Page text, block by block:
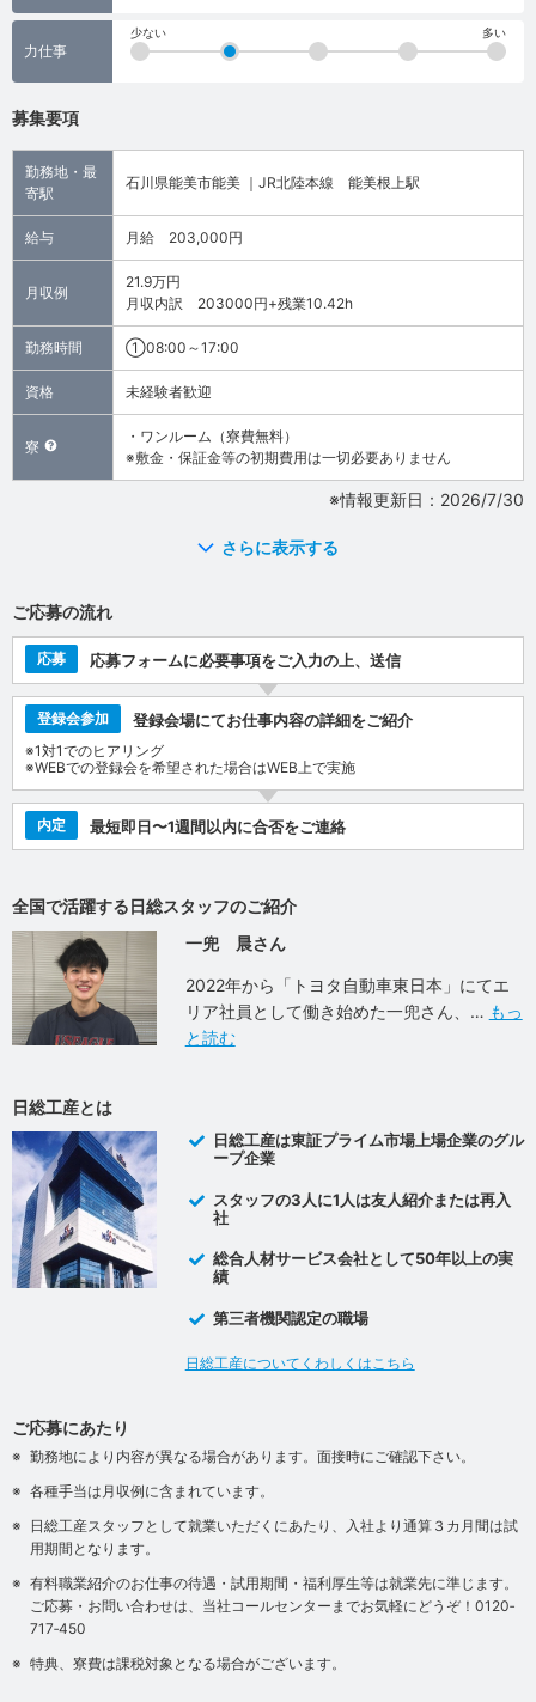
力仕事
少ない 多い
募集要項
勤務地・最
寄駅
石川県能美市能美 ｜JR北陸本線 能美根上駅
給与 月給 203,000円
月収例
21.9万円
月収内訳 203000円+残業10.42h
勤務時間 ①08:00～17:00
資格 未経験者歓迎
寮
・ワンルーム（寮費無料）
※敷金・保証金等の初期費用は一切必要ありません
※情報更新日：2026/7/30
さらに表示する
ご応募の流れ
応募 応募フォームに必要事項をご入力の上、送信
登録会参加 登録会場にてお仕事内容の詳細をご紹介
※1対1でのヒアリング
※WEBでの登録会を希望された場合はWEB上で実施
内定 最短即日〜1週間以内に合否をご連絡
全国で活躍する日総スタッフのご紹介
一兜 晨さん
2022年から「トヨタ自動車東日本」にてエ
リア社員として働き始めた一兜さん、
もっ
と読む
日総工産とは
日総工産は東証プライム市場上場企業のグル
ープ企業
スタッフの3人に1人は友人紹介または再入
社
総合人材サービス会社として50年以上の実
績
第三者機関認定の職場
日総工産についてくわしくはこちら
ご応募にあたり
勤務地により内容が異なる場合があります。面接時にご確認下さい。
各種手当は月収例に含まれています。
日総工産スタッフとして就業いただくにあたり、入社より通算３カ月間は試
用期間となります。
有料職業紹介のお仕事の待遇・試用期間・福利厚生等は就業先に準じます。
ご応募・お問い合わせは、当社コールセンターまでお気軽にどうぞ！0120‐
717‐450
特典、寮費は課税対象となる場合がございます。